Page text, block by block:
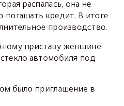
распалась, она не
погашать кредит. В итоге
производство.
приставу женщине
автомобиля под
было приглашение в